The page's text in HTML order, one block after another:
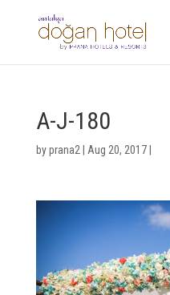
A-J-180
byprana2 Aug 20, 2017|